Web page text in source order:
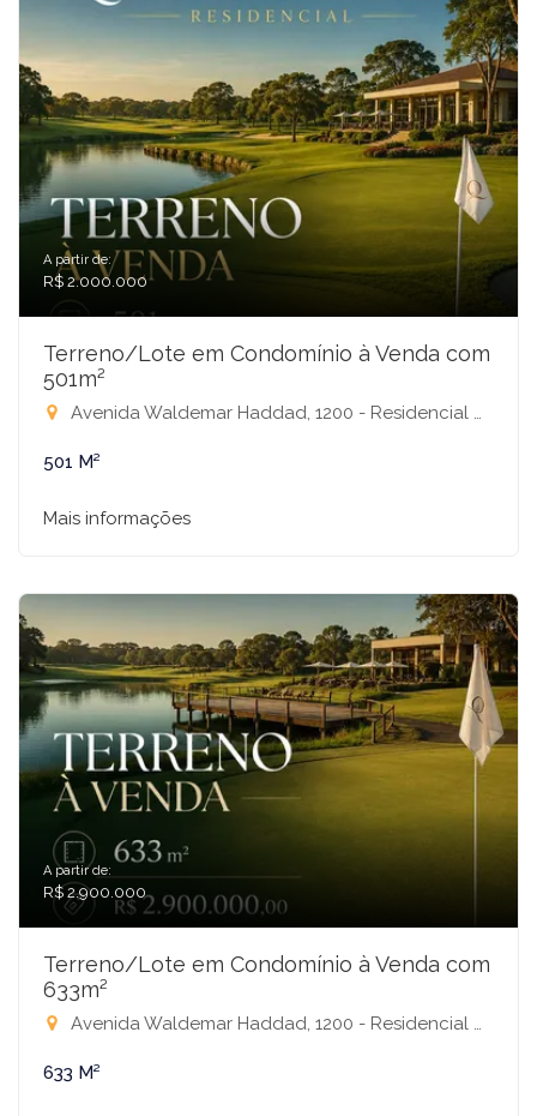
A partir de:
R$ 2.000.000
Terreno/Lote em Condomínio à Venda com
501m²
Avenida Waldemar Haddad, 1200 - Residencial Quinta do Golfe, São José do Rio Preto-SP
501 M²
Mais informações
A partir de:
R$ 2.900.000
Terreno/Lote em Condomínio à Venda com
633m²
Avenida Waldemar Haddad, 1200 - Residencial Quinta do Golfe, São José do Rio Preto-SP
633 M²